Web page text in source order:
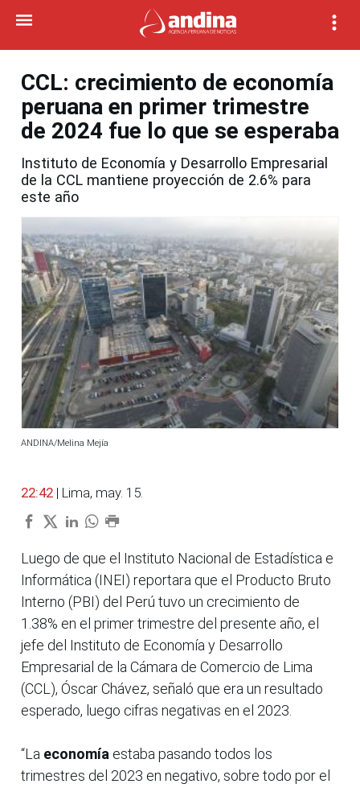
CCL: crecimiento de economía
peruana en primer trimestre
de 2024 fue lo que se esperaba
Instituto de Economía y Desarrollo Empresarial
de la CCL mantiene proyección de 2.6% para
este año
ANDINA/Melina Mejía
22:42 | Lima, may. 15.
Luego de que el Instituto Nacional de Estadística e
Informática (INEI) reportara que el Producto Bruto
Interno (PBI) del Perú tuvo un crecimiento de
1.38% en el primer trimestre del presente año, el
jefe del Instituto de Economía y Desarrollo
Empresarial de la Cámara de Comercio de Lima
(CCL), Óscar Chávez, señaló que era un resultado
esperado, luego cifras negativas en el 2023.
“La economía estaba pasando todos los
trimestres del 2023 en negativo, sobre todo por el